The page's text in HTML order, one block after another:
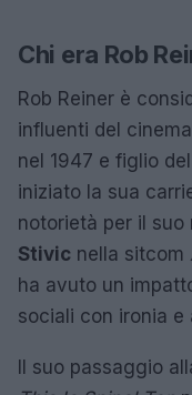
Chi era Rob
Rob Reiner è
influenti del
nel 1947 e figlio
iniziato la sua
notorietà per il suo
Stivic nella sitcom
ha avuto un
sociali con ironia e
Il suo passaggio